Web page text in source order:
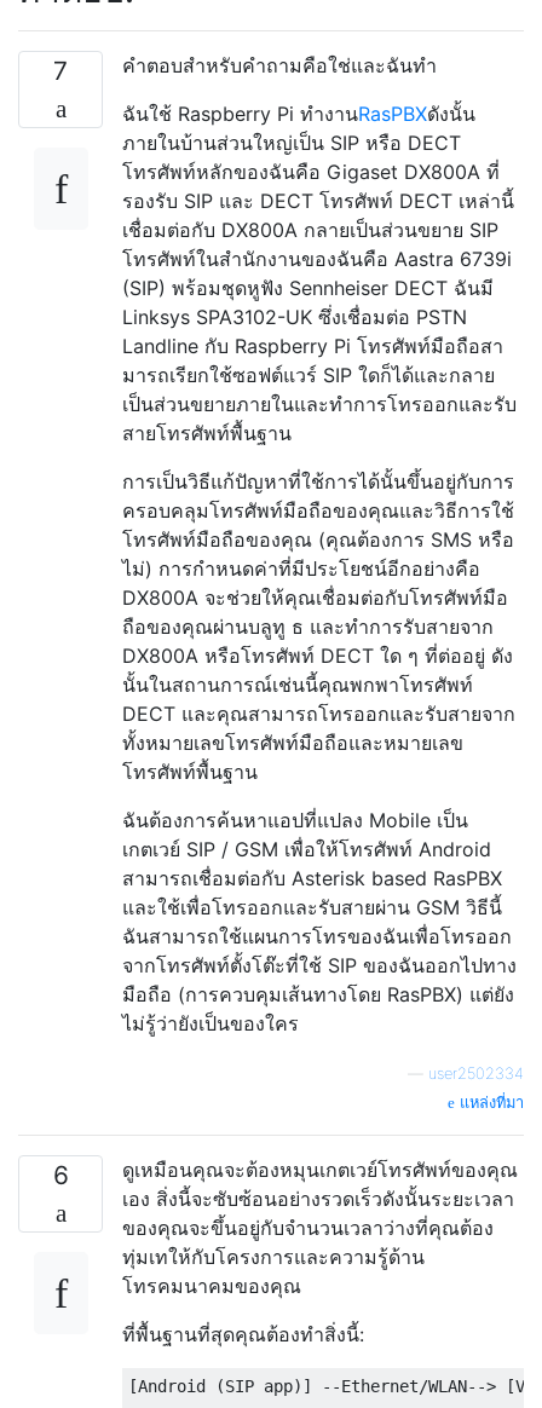
7
คำตอบสำหรับคำถามคือใช่และฉันทำ
ฉันใช้ Raspberry Pi ทำงานRasPBXดังนั้น
ภายในบ้านส่วนใหญ่เป็น SIP หรือ DECT
โทรศัพท์หลักของฉันคือ Gigaset DX800A ที่
รองรับ SIP และ DECT โทรศัพท์ DECT เหล่านี้
เชื่อมต่อกับ DX800A กลายเป็นส่วนขยาย SIP
โทรศัพท์ในสำนักงานของฉันคือ Aastra 6739i
(SIP) พร้อมชุดหูฟัง Sennheiser DECT ฉันมี
Linksys SPA3102-UK ซึ่งเชื่อมต่อ PSTN
Landline กับ Raspberry Pi โทรศัพท์มือถือสา
มารถเรียกใช้ซอฟต์แวร์ SIP ใดก็ได้และกลาย
เป็นส่วนขยายภายในและทำการโทรออกและรับ
สายโทรศัพท์พื้นฐาน
การเป็นวิธีแก้ปัญหาที่ใช้การได้นั้นขึ้นอยู่กับการ
ครอบคลุมโทรศัพท์มือถือของคุณและวิธีการใช้
โทรศัพท์มือถือของคุณ (คุณต้องการ SMS หรือ
ไม่) การกำหนดค่าที่มีประโยชน์อีกอย่างคือ
DX800A จะช่วยให้คุณเชื่อมต่อกับโทรศัพท์มือ
ถือของคุณผ่านบลูทู ธ และทำการรับสายจาก
DX800A หรือโทรศัพท์ DECT ใด ๆ ที่ต่ออยู่ ดัง
นั้นในสถานการณ์เช่นนี้คุณพกพาโทรศัพท์
DECT และคุณสามารถโทรออกและรับสายจาก
ทั้งหมายเลขโทรศัพท์มือถือและหมายเลข
โทรศัพท์พื้นฐาน
ฉันต้องการค้นหาแอปที่แปลง Mobile เป็น
เกตเวย์ SIP / GSM เพื่อให้โทรศัพท์ Android
สามารถเชื่อมต่อกับ Asterisk based RasPBX
และใช้เพื่อโทรออกและรับสายผ่าน GSM วิธีนี้
ฉันสามารถใช้แผนการโทรของฉันเพื่อโทรออก
จากโทรศัพท์ตั้งโต๊ะที่ใช้ SIP ของฉันออกไปทาง
มือถือ (การควบคุมเส้นทางโดย RasPBX) แต่ยัง
ไม่รู้ว่ายังเป็นของใคร
user2502334
แหล่งที่มา
6
ดูเหมือนคุณจะต้องหมุนเกตเวย์โทรศัพท์ของคุณ
เอง สิ่งนี้จะซับซ้อนอย่างรวดเร็วดังนั้นระยะเวลา
ของคุณจะขึ้นอยู่กับจำนวนเวลาว่างที่คุณต้อง
ทุ่มเทให้กับโครงการและความรู้ด้าน
โทรคมนาคมของคุณ
ที่พื้นฐานที่สุดคุณต้องทำสิ่งนี้:
[Android (SIP app)] --Ethernet/WLAN-->